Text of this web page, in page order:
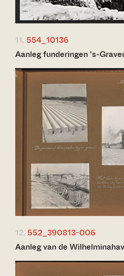
11. 554_10136
Aanleg funderingen 's-
12. 552_390813-006
Aanleg van de